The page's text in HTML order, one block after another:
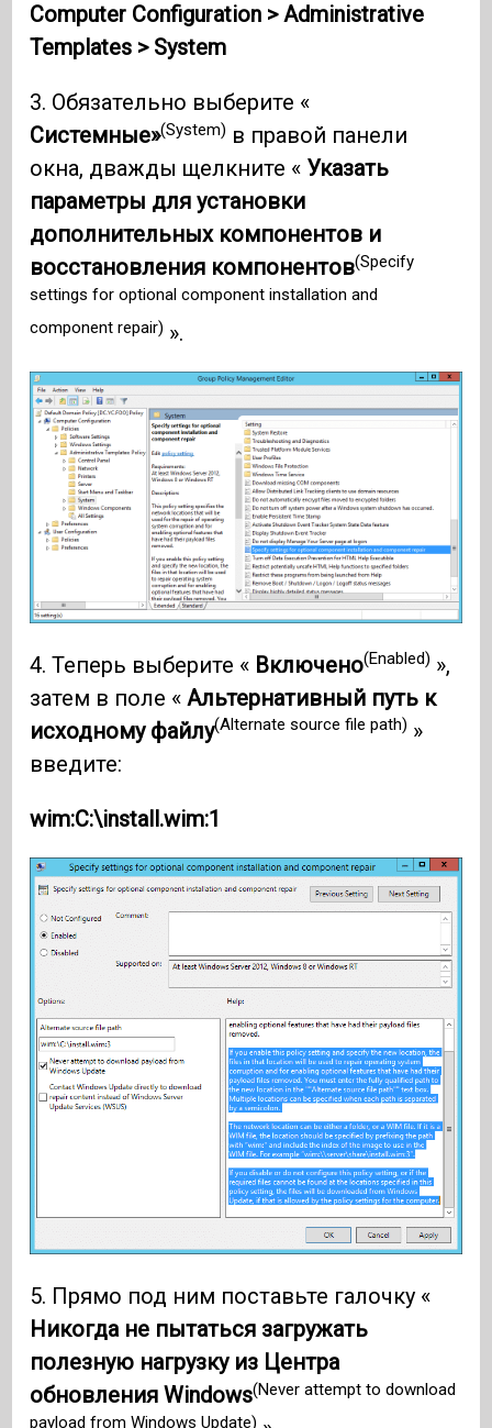
Computer Configuration > Administrative
Templates > System
3. Обязательно выберите «
Системные»(System) в правой панели
окна, дважды щелкните « Указать
параметры для установки
дополнительных компонентов и
восстановления компонентов(Specify
settings for optional component installation and
component repair) ».
4. Теперь выберите « Включено(Enabled) »,
затем в поле « Альтернативный путь к
исходному файлу(Alternate source file path) »
введите:
wim:C:\install.wim:1
5. Прямо под ним поставьте галочку «
Никогда не пытаться загружать
полезную нагрузку из Центра
обновления Windows(Never attempt to download
payload from Windows Update)